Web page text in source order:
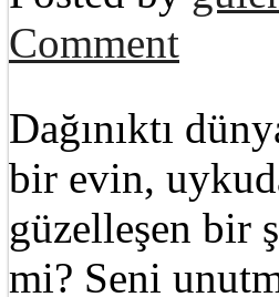
Comment
Dağınıktı
bir evin,
güzelleşen bir
mi? Seni